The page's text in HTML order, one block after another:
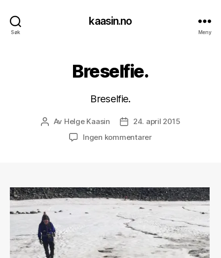
Søk
kaasin.no
Meny
Breselfie.
Breselfie.
Innleggsforfatter
Av Helge Kaasin Publiseringsdato
24. april 2015
Ingen kommentarertil